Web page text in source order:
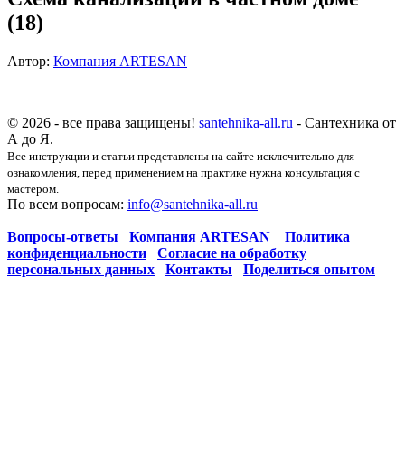
(18)
Автор: Компания ARTESAN
© 2026 - все права защищены! santehnika-all.ru - Сантехника от
А до Я.
Все инструкции и статьи представлены на сайте исключительно для
ознакомления, перед применением на практике нужна консультация с
мастером.
По всем вопросам: info@santehnika-all.ru
Вопросы-ответы Компания ARTESAN
Политика
конфиденциальности
Согласие на обработку
персональных данных
Контакты Поделиться опытом